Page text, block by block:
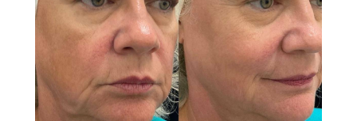
Записаться